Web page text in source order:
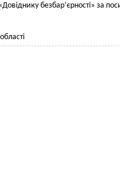
безбар’єрності» за